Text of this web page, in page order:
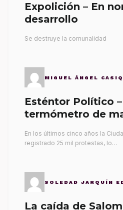
Expolición – En
desarrollo
Se destruye la comunalidad
MIGUEL ÁNGEL
Esténtor Político
termómetro de
En los últimos cinco años la
registrado 25 mil protestas, lo…
SOLEDAD JARQUÍN
La caída de